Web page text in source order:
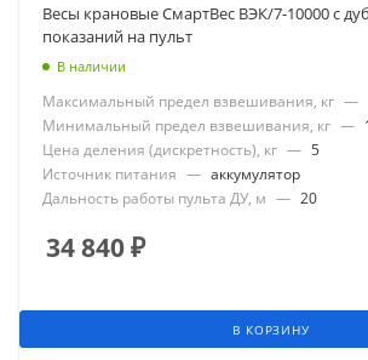
Весы крановые СмартВес ВЭК/7-10000 с
показаний на пульт
В наличии
Максимальный предел взвешивания, кг —
Минимальный предел взвешивания, кг —
Цена деления (дискретность), кг — 5
Источник питания — аккумулятор
Дальность работы пульта ДУ, м — 20
34 840₽
В КОРЗИНУ